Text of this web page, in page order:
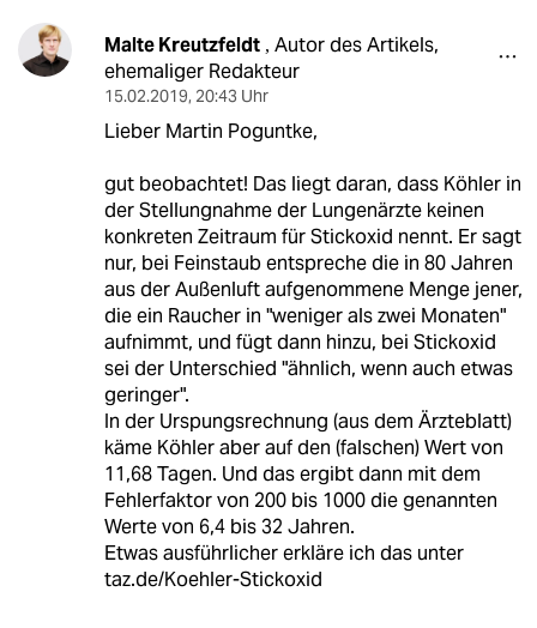
Malte Kreutzfeldt, Autor des Artikels,
ehemaliger Redakteur
15.02.2019, 20:43 Uhr
Lieber Martin Poguntke,
gut beobachtet! Das liegt daran, dass Köhler in
der Stellungnahme der Lungenärzte keinen
konkreten Zeitraum für Stickoxid nennt. Er sagt
nur, bei Feinstaub entspreche die in 80 Jahren
aus der Außenluft aufgenommene Menge jener,
die ein Raucher in "weniger als zwei Monaten"
aufnimmt, und fügt dann hinzu, bei Stickoxid
sei der Unterschied "ähnlich, wenn auch etwas
geringer".
In der Urspungsrechnung (aus dem Ärzteblatt)
käme Köhler aber auf den (falschen) Wert von
11,68 Tagen. Und das ergibt dann mit dem
Fehlerfaktor von 200 bis 1000 die genannten
Werte von 6,4 bis 32 Jahren.
Etwas ausführlicher erkläre ich das unter
taz.de/Koehler-Stickoxid